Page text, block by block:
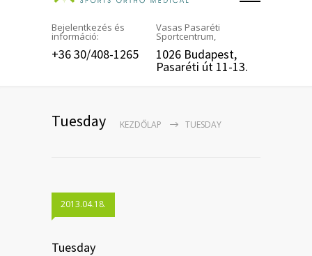
Bejelentkezés és
információ:
+36 30/408-1265
Vasas Pasaréti
Sportcentrum,
1026 Budapest,
Pasaréti út 11-13.
Tuesday KEZDŐLAP TUESDAY
2013.04.18.
Tuesday